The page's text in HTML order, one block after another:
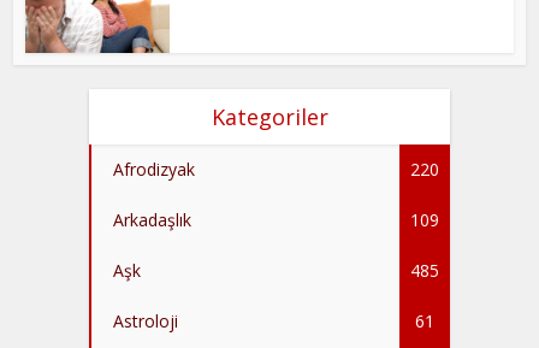
Kategoriler
Afrodizyak 220
Arkadaşlık 109
Aşk 485
Astroloji 61